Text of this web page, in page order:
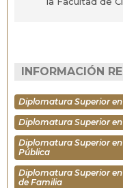
INFORMACIÓN
Diplomatura Superior
Diplomatura Superior
Diplomatura Superior
Pública
Diplomatura Superior
de Familia